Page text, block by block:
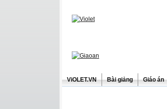
ViOLET.VN Bài giảng Giáo án